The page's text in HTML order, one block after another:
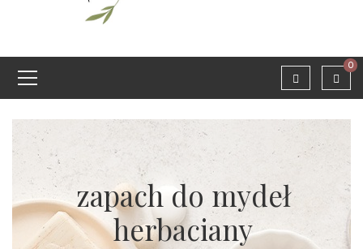
0
zapach do mydeł
herbaciany